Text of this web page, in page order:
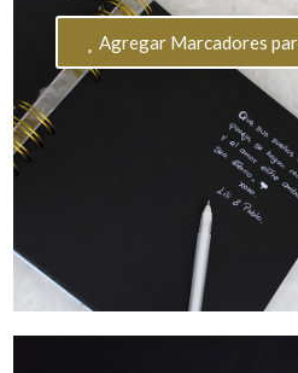
Agregar Marcadores